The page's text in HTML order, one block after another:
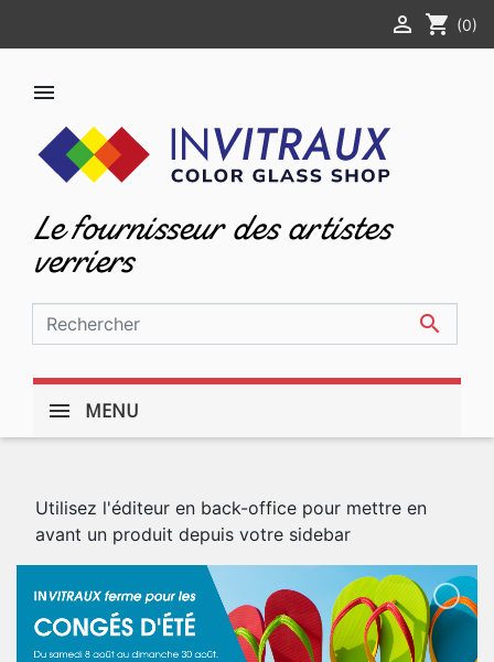
 shopping_cart (0)

Le fournisseur des artistes
verriers

MENU
Utilisez l'éditeur en back-office pour mettre en
avant un produit depuis votre sidebar